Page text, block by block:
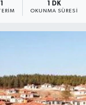
1 DK
OKUNMA SÜRESI